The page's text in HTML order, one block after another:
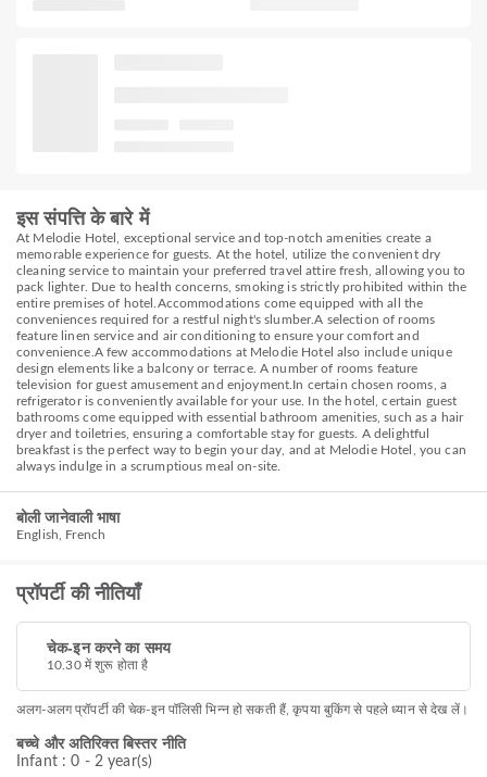
इस संपत्ति के बारे में
At Melodie Hotel, exceptional service and top-notch amenities create a
memorable experience for guests. At the hotel, utilize the convenient dry
cleaning service to maintain your preferred travel attire fresh, allowing you to
pack lighter. Due to health concerns, smoking is strictly prohibited within the
entire premises of hotel.Accommodations come equipped with all the
conveniences required for a restful night's slumber.A selection of rooms
feature linen service and air conditioning to ensure your comfort and
convenience.A few accommodations at Melodie Hotel also include unique
design elements like a balcony or terrace. A number of rooms feature
television for guest amusement and enjoyment.In certain chosen rooms, a
refrigerator is conveniently available for your use. In the hotel, certain guest
bathrooms come equipped with essential bathroom amenities, such as a hair
dryer and toiletries, ensuring a comfortable stay for guests. A delightful
breakfast is the perfect way to begin your day, and at Melodie Hotel, you can
always indulge in a scrumptious meal on-site.
बोली जानेवाली भाषा
English, French
प्रॉपर्टी की नीतियाँ
चेक-इन करने का समय
10.30 में शुरू होता है
अलग-अलग प्रॉपर्टी की चेक-इन पॉलिसी भिन्न हो सकती हैं, कृपया बुकिंग से पहले ध्यान से देख लें।
बच्चे और अतिरिक्त बिस्तर नीति
Infant : 0 - 2 year(s)